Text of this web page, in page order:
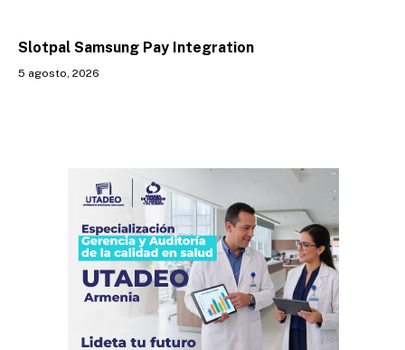
Slotpal Samsung Pay Integration
5 agosto, 2026